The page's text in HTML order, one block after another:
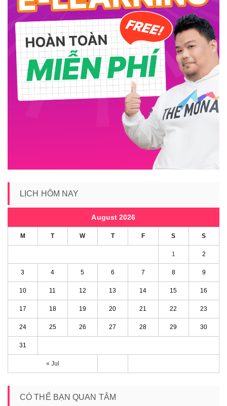
LỊCH HÔM NAY
August 2026
M T W T F S S
« Jul
1 2
3 4 5 6 7 8 9
10 11 12 13 14 15 16
17 18 19 20 21 22 23
24 25 26 27 28 29 30
31
CÓ THỂ BẠN QUAN TÂM